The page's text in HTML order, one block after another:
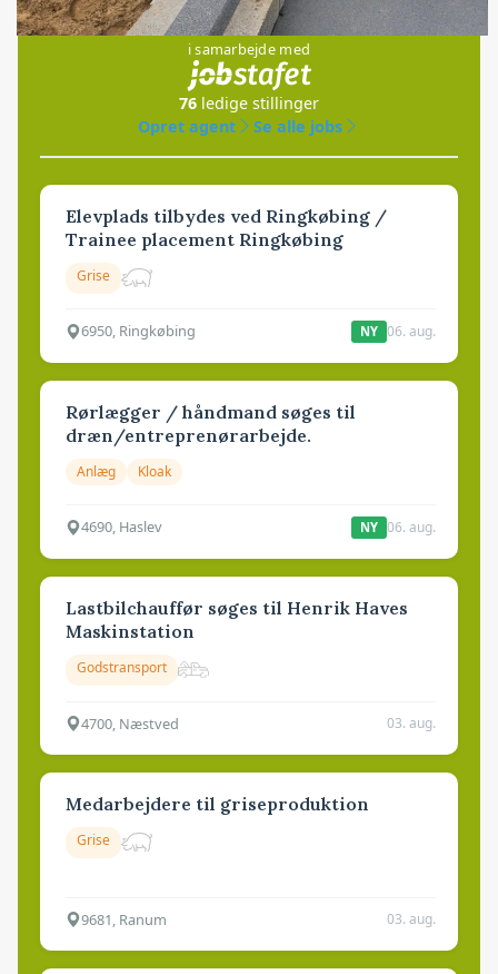
Jobs
i samarbejde med
76 ledige stillinger
Opret agent
Se alle jobs
Elevplads tilbydes ved Ringkøbing /
Trainee placement Ringkøbing
Grise
6950, Ringkøbing NY 06. aug.
Rørlægger / håndmand søges til
dræn/entreprenørarbejde.
Anlæg Kloak
4690, Haslev NY 06. aug.
Lastbilchauffør søges til Henrik Haves
Maskinstation
Godstransport
4700, Næstved 03. aug.
Medarbejdere til griseproduktion
Grise
9681, Ranum 03. aug.